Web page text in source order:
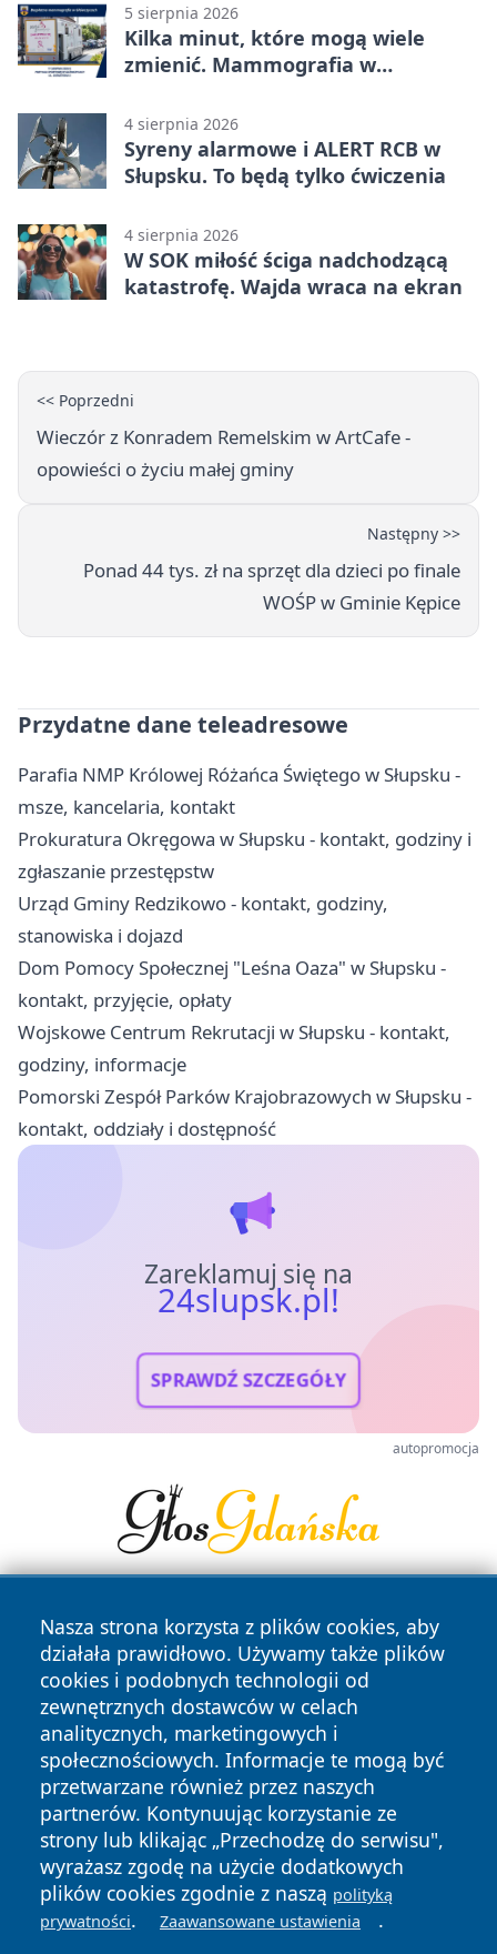
5 sierpnia 2026
Kilka minut, które mogą wiele
zmienić. Mammografia w
4 sierpnia 2026
Syreny alarmowe i ALERT RCB w
Słupsku. To będą tylko ćwiczenia
4 sierpnia 2026
W SOK miłość ściga nadchodzącą
katastrofę. Wajda wraca na ekran
<< Poprzedni
Wieczór z Konradem Remelskim w ArtCafe -
opowieści o życiu małej gminy
Następny >>
Ponad 44 tys. zł na sprzęt dla dzieci po finale
WOŚP w Gminie Kępice
Przydatne dane teleadresowe
Parafia NMP Królowej Różańca Świętego w Słupsku -
msze, kancelaria, kontakt
Prokuratura Okręgowa w Słupsku - kontakt, godziny i
zgłaszanie przestępstw
Urząd Gminy Redzikowo - kontakt, godziny,
stanowiska i dojazd
Dom Pomocy Społecznej "Leśna Oaza" w Słupsku -
kontakt, przyjęcie, opłaty
Wojskowe Centrum Rekrutacji w Słupsku - kontakt,
godziny, informacje
Pomorski Zespół Parków Krajobrazowych w Słupsku -
kontakt, oddziały i dostępność
Zareklamuj się na
24slupsk.pl!
SPRAWDŹ SZCZEGÓŁY
autopromocja
Nasza strona korzysta z plików cookies, aby
działała prawidłowo. Używamy także plików
cookies i podobnych technologii od
zewnętrznych dostawców w celach
analitycznych, marketingowych i
społecznościowych. Informacje te mogą być
przetwarzane również przez naszych
partnerów. Kontynuując korzystanie ze
strony lub klikając „Przechodzę do serwisu",
wyrażasz zgodę na użycie dodatkowych
plików cookies zgodnie z naszą polityką
prywatności. Zaawansowane ustawienia .
Copyright © 2026 24slupsk.pl Wszystkie prawa zastrzeżone.
News Autorzy
Polityka
Prywatności
Polityka
Cookies